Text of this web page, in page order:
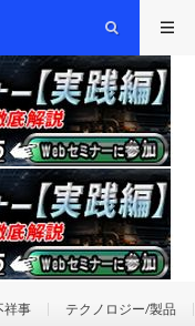
祥事 テクノロジー/製品